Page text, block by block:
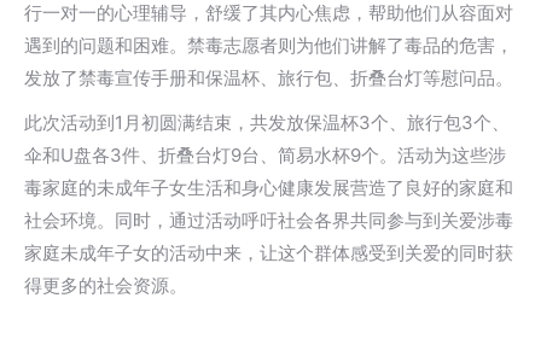
行一对一的心理辅导，舒缓了其内心焦虑，帮助他们从容面对
遇到的问题和困难。禁毒志愿者则为他们讲解了毒品的危害，
发放了禁毒宣传手册和保温杯、旅行包、折叠台灯等慰问品。
此次活动到1月初圆满结束，共发放保温杯3个、旅行包3个、
伞和U盘各3件、折叠台灯9台、简易水杯9个。活动为这些涉
毒家庭的未成年子女生活和身心健康发展营造了良好的家庭和
社会环境。同时，通过活动呼吁社会各界共同参与到关爱涉毒
家庭未成年子女的活动中来，让这个群体感受到关爱的同时获
得更多的社会资源。